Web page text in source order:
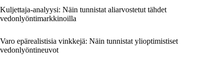
Kuljettaja-analyysi: Näin tunnistat aliarvostetut tähdet
vedonlyöntimarkkinoilla
Varo epärealistisia vinkkejä: Näin tunnistat ylioptimistiset
vedonlyöntineuvot